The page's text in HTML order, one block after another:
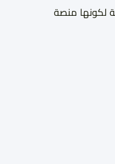
لكونها منصة